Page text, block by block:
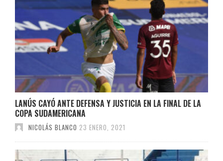
LANÚS CAYÓ ANTE DEFENSA Y JUSTICIA EN LA FINAL DE LA
COPA SUDAMERICANA
NICOLÁS BLANCO 23 ENERO, 2021